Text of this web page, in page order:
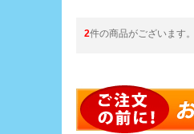
2件の商品がございます。